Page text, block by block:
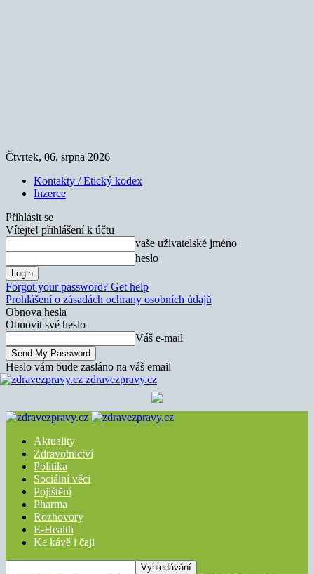
Čtvrtek, 06. srpna 2026
Kontakty / Etický kodex
Inzerce
Přihlásit se
Vítejte! přihlášení k účtu
vaše uživatelské jméno
heslo
Forgot your password? Get help
Prohlášení o zásadách ochrany osobních údajů
Obnova hesla
Obnovit své heslo
Váš e-mail
Heslo vám bude zasláno na váš email
zdravezpravy.cz
Aktuality
Zdravotnictví
Politika
Sociální věci
Pojištění
Pharma
Rozhovory
E-Health
Ke kávě i čaji